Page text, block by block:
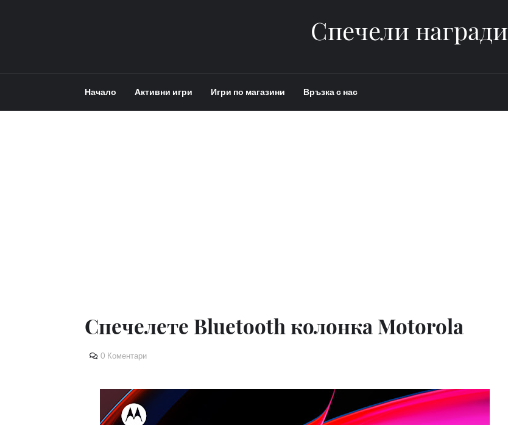
Спечели награди
Начало Активни игри Игри по магазини Връзка с нас
Спечелете Bluetooth колонка Motorola
0 Коментари